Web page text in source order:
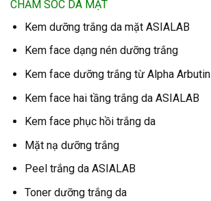
CHĂM SÓC DA MẶT
Kem dưỡng trắng da mặt ASIALAB
Kem face dạng nén dưỡng trắng
Kem face dưỡng trắng từ Alpha Arbutin
Kem face hai tầng trắng da ASIALAB
Kem face phục hồi trắng da
Mặt nạ dưỡng trắng
Peel trắng da ASIALAB
Toner dưỡng trắng da